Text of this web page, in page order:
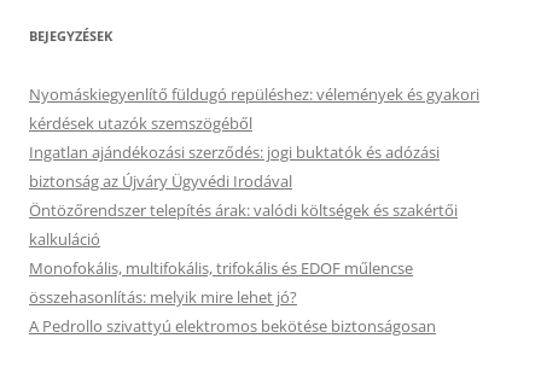
BEJEGYZÉSEK
Nyomáskiegyenlítő füldugó repüléshez: vélemények és gyakori
kérdések utazók szemszögéből
Ingatlan ajándékozási szerződés: jogi buktatók és adózási
biztonság az Újváry Ügyvédi Irodával
Öntözőrendszer telepítés árak: valódi költségek és szakértői
kalkuláció
Monofokális, multifokális, trifokális és EDOF műlencse
összehasonlítás: melyik mire lehet jó?
A Pedrollo szivattyú elektromos bekötése biztonságosan